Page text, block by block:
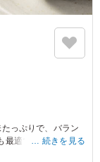
っぷりで、バラン
最適です。続きを見る